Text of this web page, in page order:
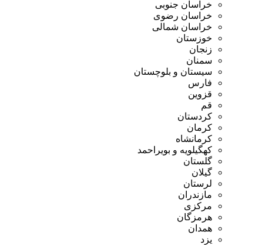
خراسان جنوبی
خراسان رضوی
خراسان شمالی
خوزستان
زنجان
سمنان
سیستان و بلوچستان
فارس
قزوین
قم
کردستان
کرمان
کرمانشاه
کهگیلویه و بویراحمد
گلستان
گیلان
لرستان
مازندران
مرکزی
هرمزگان
همدان
یزد